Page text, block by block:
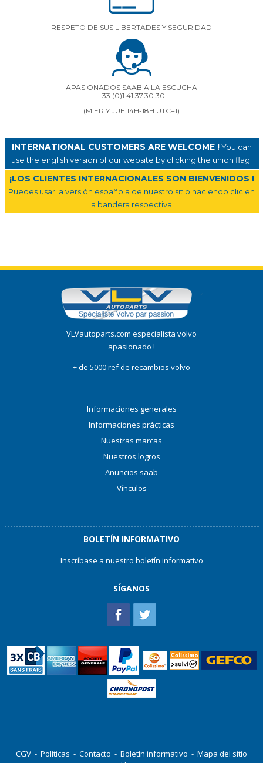
RESPETO DE SUS LIBERTADES Y SEGURIDAD
APASIONADOS SAAB A LA ESCUCHA
+33 (0)1.41.37.30.30
(MIER Y JUE 14H-18H UTC+1)
INTERNATIONAL CUSTOMERS ARE WELCOME !You can
use the english version of our website by clicking the union flag.
¡LOS CLIENTES INTERNACIONALES SON BIENVENIDOS !
Puedes usar la versión española de nuestro sitio haciendo clic en
la bandera respectiva.
VLVautoparts.com especialista volvo
apasionado !
+ de 5000 ref de recambios volvo
Informaciones generales
Informaciones prácticas
Nuestras marcas
Nuestros logros
Anuncios saab
Vínculos
BOLETÍN INFORMATIVO
Inscríbase a nuestro boletín informativo
SÍGANOS
CGV - Políticas - Contacto - Boletín informativo - Mapa del sitio